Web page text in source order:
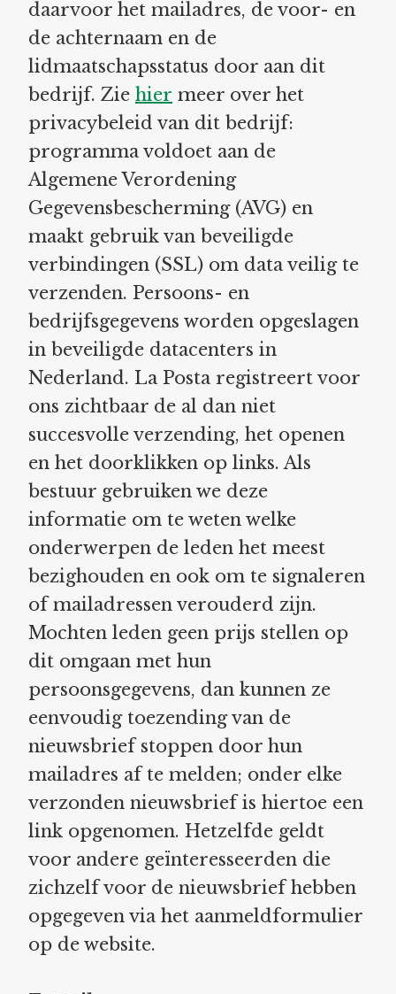
daarvoor het mailadres, de voor- en
de achternaam en de
lidmaatschapsstatus door aan dit
bedrijf. Zie hier meer over het
privacybeleid van dit bedrijf:
programma voldoet aan de
Algemene Verordening
Gegevensbescherming (AVG) en
maakt gebruik van beveiligde
verbindingen (SSL) om data veilig te
verzenden. Persoons- en
bedrijfsgegevens worden opgeslagen
in beveiligde datacenters in
Nederland. La Posta registreert voor
ons zichtbaar de al dan niet
succesvolle verzending, het openen
en het doorklikken op links. Als
bestuur gebruiken we deze
informatie om te weten welke
onderwerpen de leden het meest
bezighouden en ook om te signaleren
of mailadressen verouderd zijn.
Mochten leden geen prijs stellen op
dit omgaan met hun
persoonsgegevens, dan kunnen ze
eenvoudig toezending van de
nieuwsbrief stoppen door hun
mailadres af te melden; onder elke
verzonden nieuwsbrief is hiertoe een
link opgenomen. Hetzelfde geldt
voor andere geïnteresseerden die
zichzelf voor de nieuwsbrief hebben
opgegeven via het aanmeldformulier
op de website.